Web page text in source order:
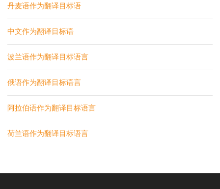
丹麦语作为翻译目标语
中文作为翻译目标语
波兰语作为翻译目标语言
俄语作为翻译目标语言
阿拉伯语作为翻译目标语言
荷兰语作为翻译目标语言